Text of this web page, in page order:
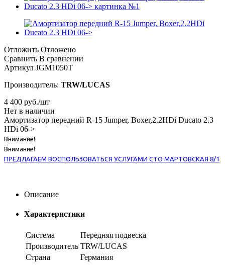
Отложить Отложено
Сравнить В сравнении
Артикул JGM1050T
Производитель: TRW/LUCAS
4 400 руб./шт
Нет в наличии
Амортизатор передний R-15 Jumper, Boxer,2.2HDi Ducato 2.3
HDi 06->
Внимание!
Внимание!
ПРЕДЛАГАЕМ ВОСПОЛЬЗОВАТЬСЯ УСЛУГАМИ СТО МАРТОВСКАЯ 8/1
Описание
Характеристики
Система
Передняя подвеска
Производитель TRW/LUCAS
Страна
Германия